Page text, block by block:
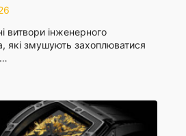
витвори інженерного
які змушують захоплюватися